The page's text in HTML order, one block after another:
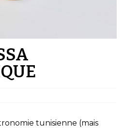
tunisienne (mais